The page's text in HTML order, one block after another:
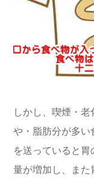
しかし、喫煙・
や・脂肪分が多い
を送っていると
量が増加し、また